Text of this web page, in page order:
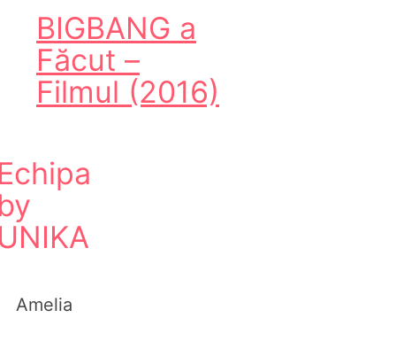
BIGBANG a
Făcut –
Filmul (2016)
Amelia